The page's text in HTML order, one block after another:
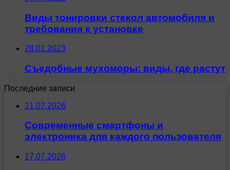
Виды тонировки стекол автомобиля и
требования к установке
28.01.2023
Съедобные мухоморы: виды, где растут
Последние записи
21.07.2026
Современные смартфоны и
электроника для каждого пользователя
17.07.2026